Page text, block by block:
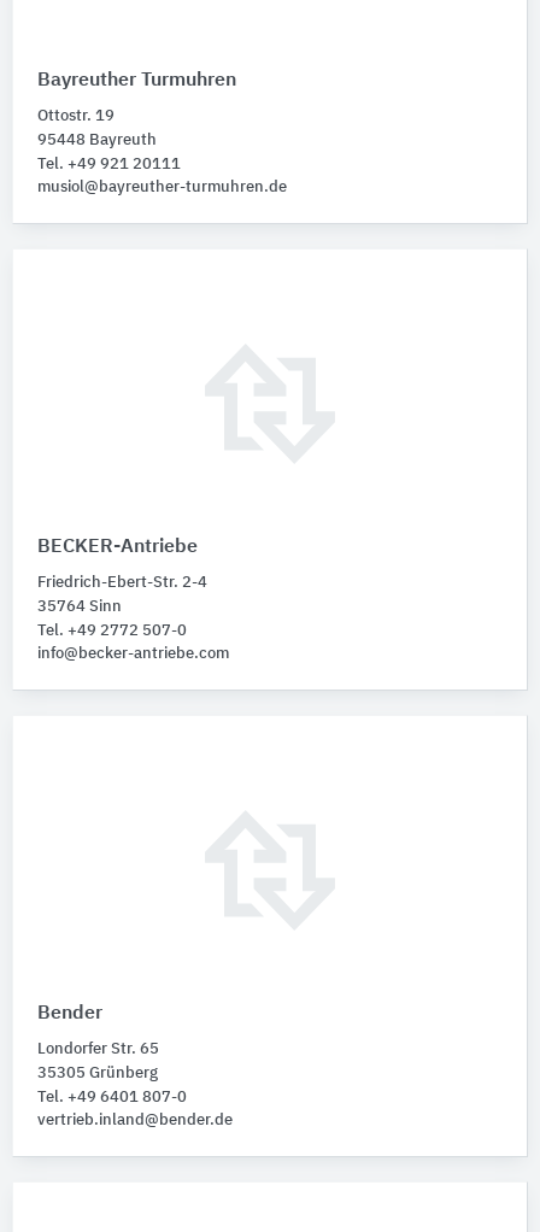
Bayreuther Turmuhren
Ottostr. 19
95448 Bayreuth
Tel. +49 921 20111
musiol@bayreuther-turmuhren.de
BECKER-Antriebe
Friedrich-Ebert-Str. 2-4
35764 Sinn
Tel. +49 2772 507-0
info@becker-antriebe.com
Bender
Londorfer Str. 65
35305 Grünberg
Tel. +49 6401 807-0
vertrieb.inland@bender.de